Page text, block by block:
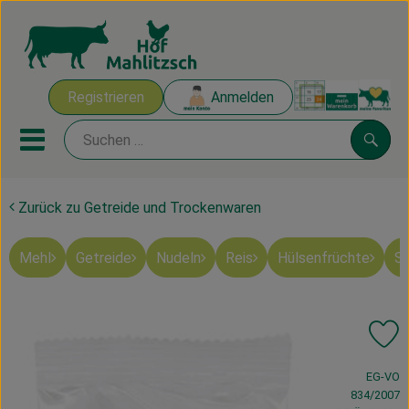
Registrieren Anmelden
Mobiles Menu öffnen oder
Ökokisten
Mahlitzscher Produkte
Zurück zu Getreide und Trockenwaren
Mehl Getreide Nudeln Reis Hülsenfrüchte
, Verband:
EG-VO
834/2007